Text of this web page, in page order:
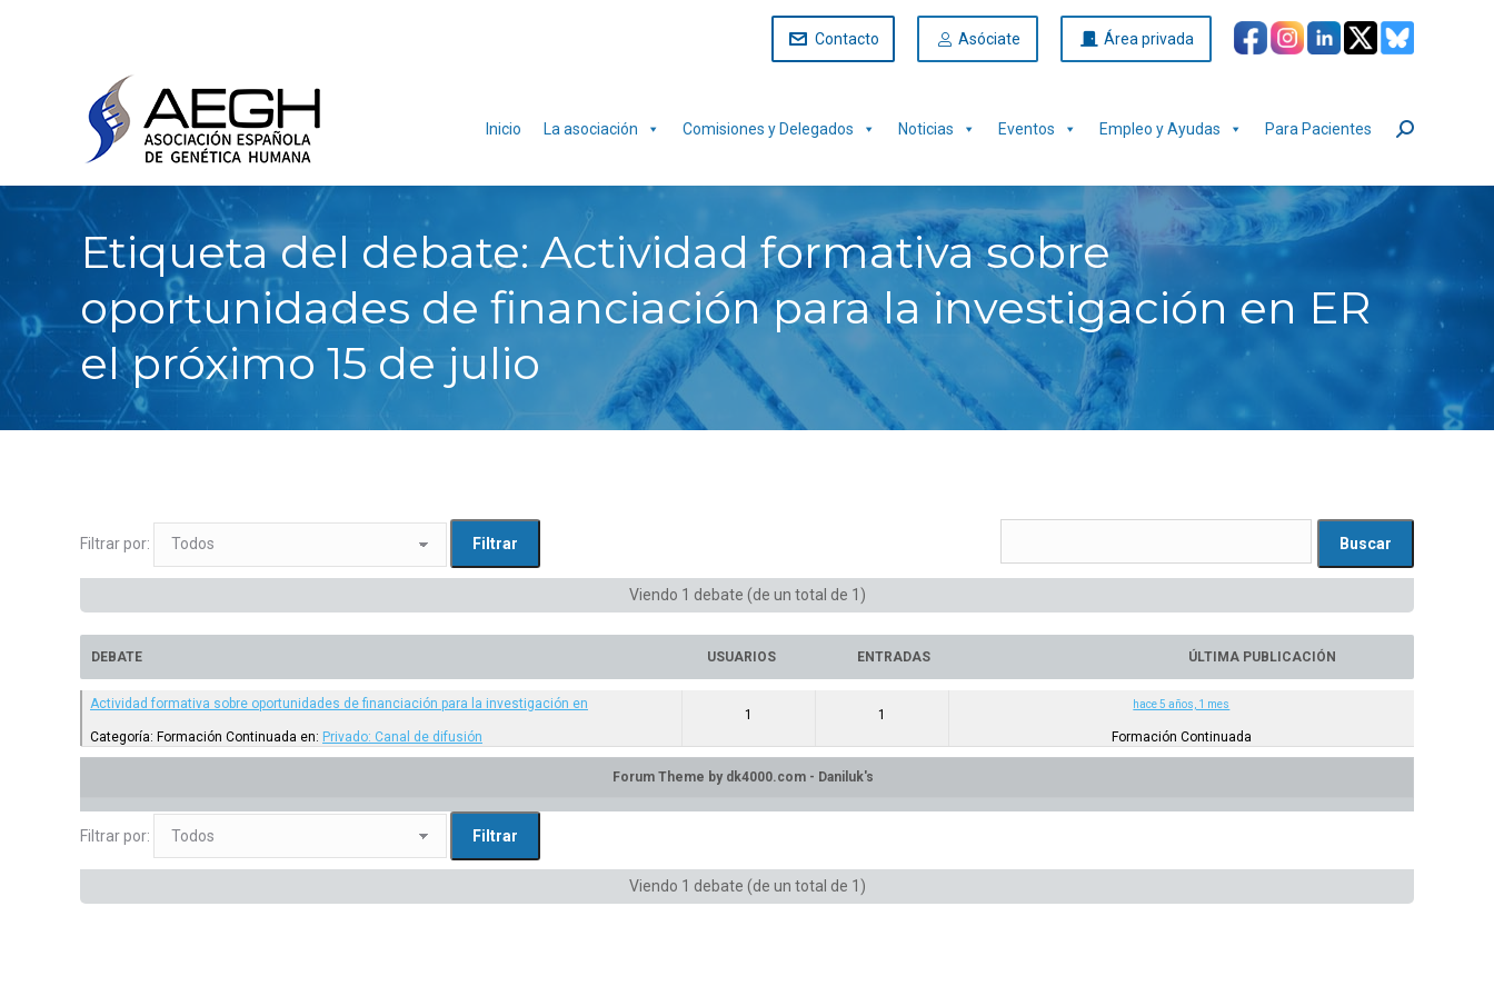
Contacto Asóciate Área privada
Inicio La asociación Comisiones y Delegados Noticias Eventos Empleo y Ayudas Para Pacientes Buscar:
Etiqueta del debate: Actividad formativa sobre
oportunidades de financiación para la investigación en ER
el próximo 15 de julio
Filtrar por:
Viendo 1 debate (de un total de 1)
DEBATE USUARIOS ENTRADAS ÚLTIMA PUBLICACIÓN
Actividad formativa sobre oportunidades de financiación para la investigación en
Categoría: Formación Continuada en: Privado: Canal de difusión
1 1
hace 5 años, 1 mes
Formación Continuada
Filtrar por:
Viendo 1 debate (de un total de 1)